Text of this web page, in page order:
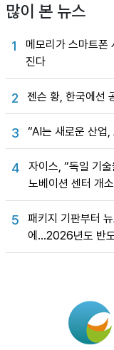
많이 본 뉴스
1
메모리가 스마트폰
진다
2 젠슨 황, 한국에선
3 “AI는 새로운 산업
4
자이스, “독일 기
노베이션 센터 개소
5
패키지 기판부터
에…2026년도 반